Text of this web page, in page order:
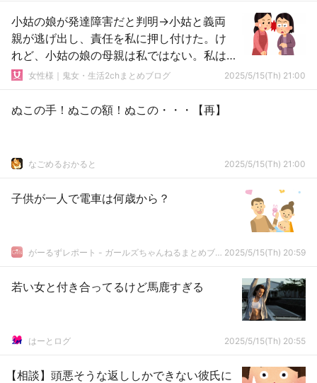
小姑の娘が発達障害だと判明→小姑と義両
親が逃げ出し、責任を私に押し付けた。け
れど、小姑の娘の母親は私ではない。私は
逃げた。小姑の娘「お母さん(私)、帰ってき
女性様｜鬼女・生活2chまとめブログ 2025/5/15(Th) 21:00
ぬこの手！ぬこの額！ぬこの・・・【再】
なごめるおかると 2025/5/15(Th) 21:00
子供が一人で電車は何歳から？
がーるずレポート - ガールズちゃんねるまとめブログ 2025/5/15(Th) 20:59
若い女と付き合ってるけど馬鹿すぎる
はーとログ 2025/5/15(Th) 20:55
【相談】頭悪そうな返ししかできない彼氏に